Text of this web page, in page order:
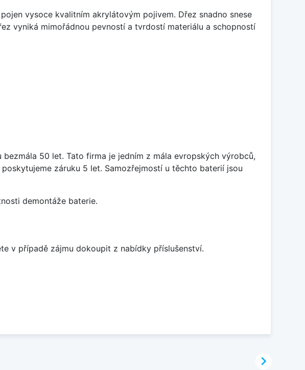
vysoce kvalitním akrylátovým pojivem. Dřez snadno snese
vyniká mimořádnou pevností a tvrdostí materiálu a schopností
bezmála 50 let. Tato firma je jedním z mála evropských výrobců,
záruku 5 let. Samozřejmostí u těchto baterií jsou
demontáže baterie.
v případě zájmu dokoupit z nabídky příslušenství.
